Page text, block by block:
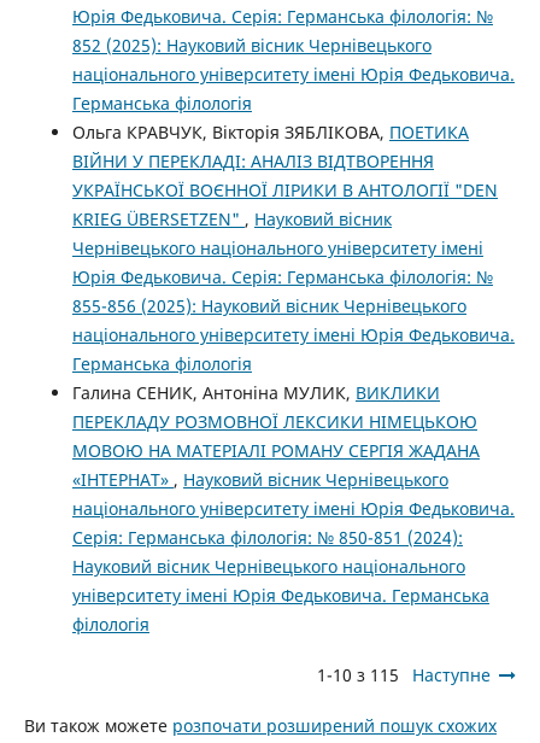
Юрія Федьковича. Серія: Германська філологія: №
852 (2025): Науковий вісник Чернівецького
національного університету імені Юрія Федьковича.
Германська філологія
Ольга КРАВЧУК, Вікторія ЗЯБЛІКОВА, ПОЕТИКА
ВІЙНИ У ПЕРЕКЛАДІ: АНАЛІЗ ВІДТВОРЕННЯ
УКРАЇНСЬКОЇ ВОЄННОЇ ЛІРИКИ В АНТОЛОГІЇ "DEN
KRIEG ÜBERSETZEN" , Науковий вісник
Чернівецького національного університету імені
Юрія Федьковича. Серія: Германська філологія: №
855-856 (2025): Науковий вісник Чернівецького
національного університету імені Юрія Федьковича.
Германська філологія
Галина СЕНИК, Антоніна МУЛИК, ВИКЛИКИ
ПЕРЕКЛАДУ РОЗМОВНОЇ ЛЕКСИКИ НІМЕЦЬКОЮ
МОВОЮ НА МАТЕРІАЛІ РОМАНУ СЕРГІЯ ЖАДАНА
«ІНТЕРНАТ» , Науковий вісник Чернівецького
національного університету імені Юрія Федьковича.
Серія: Германська філологія: № 850-851 (2024):
Науковий вісник Чернівецького національного
університету імені Юрія Федьковича. Германська
філологія
1-10 з 115 Наступне
Ви також можете розпочати розширений пошук схожих